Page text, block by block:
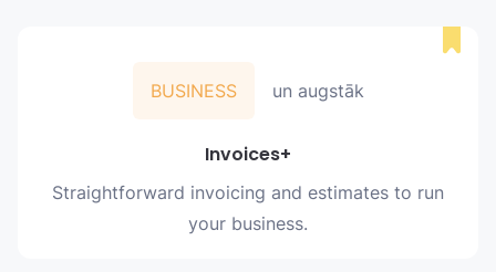
BUSINESS un augstāk
Invoices+
Straightforward invoicing and estimates to run
your business.